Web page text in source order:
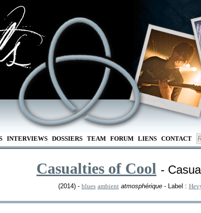
INTERVIEWS DOSSIERS TEAM FORUM LIENS CONTACT
Casualties of Cool -
(2014) - blues ambient atmosphérique- Label :